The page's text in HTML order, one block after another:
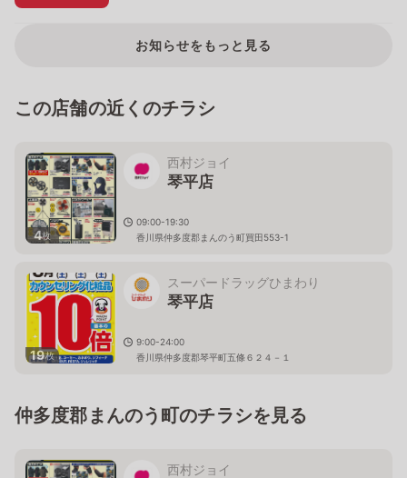
お知らせをもっと見る
この店舗の近くのチラシ
4枚
西村ジョイ
琴平店
09:00-19:30
香川県仲多度郡まんのう町買田553-1
19枚
スーパードラッグひまわり
琴平店
9:00-24:00
香川県仲多度郡琴平町五條６２４－１
仲多度郡まんのう町のチラシを見る
西村ジョイ